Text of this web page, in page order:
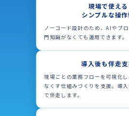
現場で使える
シンプルな操作
ノーコード設計のため、AIやプ
門知識がなくても運用できます。
導入後も伴走
現場ごとの業務フローを可視化
なくす仕組みづくりを支援。導
で伴走します。